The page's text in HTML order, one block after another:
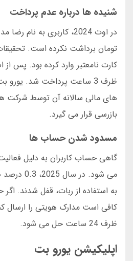
شنیده ها درباره عدم پرداخت
تومان برداشت نکرده است.
کارت نامعتبر وارد کرده بود. پس از
ظرف 3 ساعت پرداخت شد.
های مالی سالانه آن توسط شرکت
بازرسی قرار می گیرد.
مسدود شدن حساب ها
گاهی حساب کاربران به دلیل
می شود.
به استفاده از ربات، قفل شدند.
ظرف 24 ساعت حل می شود.
اپلیکیشن یورو بت